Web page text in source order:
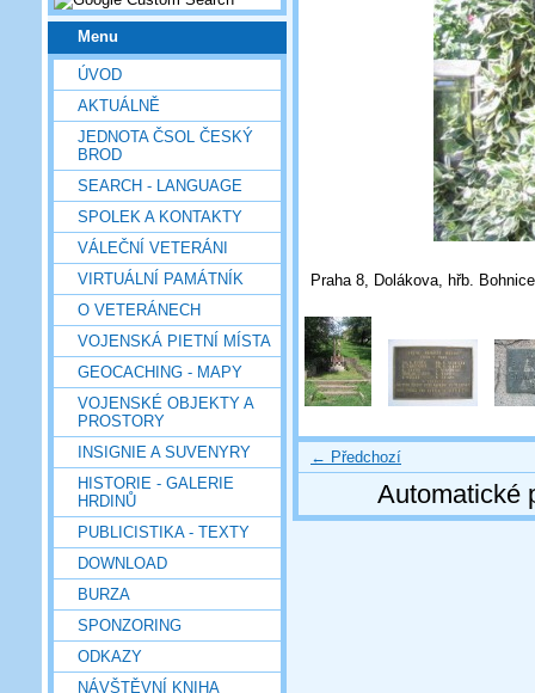
Menu
ÚVOD
AKTUÁLNĚ
JEDNOTA ČSOL ČESKÝ
BROD
SEARCH - LANGUAGE
SPOLEK A KONTAKTY
VÁLEČNÍ VETERÁNI
VIRTUÁLNÍ PAMÁTNÍK
O VETERÁNECH
VOJENSKÁ PIETNÍ MÍSTA
GEOCACHING - MAPY
VOJENSKÉ OBJEKTY A
PROSTORY
INSIGNIE A SUVENYRY
HISTORIE - GALERIE
HRDINŮ
PUBLICISTIKA - TEXTY
DOWNLOAD
BURZA
SPONZORING
ODKAZY
NÁVŠTĚVNÍ KNIHA
Praha 8, Dolákova, hřb.
← Předchozí
Automatické